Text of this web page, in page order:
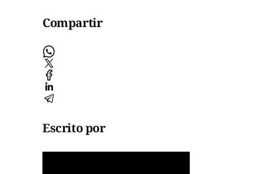
Compartir
Escrito por